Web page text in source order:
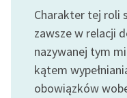
Kontakt
O projekcie
Zespół
Charakter tej roli
zawsze w relacji
nazywanej tym
kątem
obowiązków